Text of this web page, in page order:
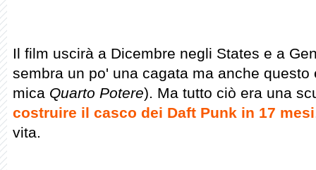
Il film uscirà a Dicembre negli States e a
sembra un po' una cagata ma anche
mica Quarto Potere). Ma tutto ciò era una
costruire il casco dei Daft Punk in 17 mesi
vita.